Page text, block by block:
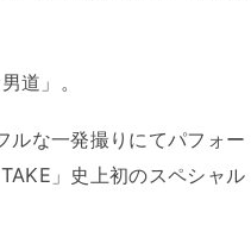
道」。
な一発撮りにてパフォー
」史上初のスペシャル